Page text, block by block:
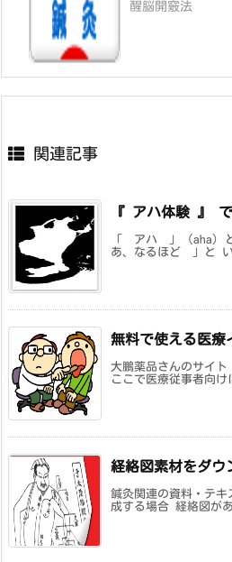
醒脳開竅法
関連記事
『 アハ体験 』
「 アハ 」 (aha) と
あ、なるほど 」と
無料で使える医療
大鵬薬品さんのサイ
ここで医療従事者向
経絡図素材をダウ
鍼灸関連の資料・テキ
成する場合 経絡図が